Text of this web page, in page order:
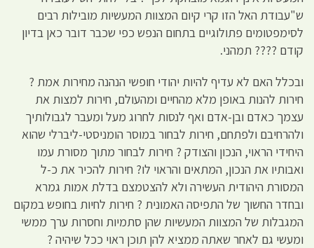
ש"עבודת האל הזו קרי קיום המצוות המעשיות מובילות רבים
לסימפטומים פתולוגיים בתחום הנפש כפי שכבר דובר כאן בדיון
קודם ???? תמהני.
ובכלל האם לא עדיף להיות יהודי חופשי הנהנה מחירות אמת ?
חירות להנות באופן מלא מהחיים ומהעולם, חירות למצות את
עצמך כאדם ובן-אדם ואף לנסות לחרוג מעל ומעבר לגבולותיך
ולהרחיבם ולפתחם, חירות לבחור במוסר הומניסטי-ליברלי שהוא
היחידי הראוי, הנכון והצודק ? חירות לבחור מתוך מסורת עמו
ואבותיו את הנכון, המתאים והראוי לו? חירות להכיר את כ-ל
המסורת היהודית העשירה ולא להצטמצם בדלת אמות גמרא
ובחדר החשוך של התפיסה האמונית ? חירות לחיות בחופש במקום
המגבלות של המצוות המעשיות שהן סתמיות וחסרות ערך ממשי
ומעשי גם לאחר שאתה ממציא להן תוכן ראוי ככל שיהיה ?